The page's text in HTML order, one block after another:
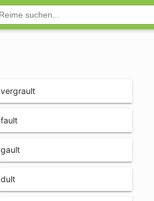
vergrault
fault
gault
dult